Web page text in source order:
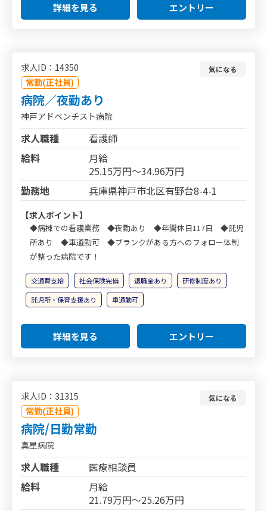
詳細を見る エントリー
求人ID：14350
常勤(正社員)
気になる
病院／夜勤あり
神戸アドベンチスト病院
求人職種
看護師
給料
月給
25.15万円～34.96万円
勤務地
兵庫県神戸市北区有野台8-4-1
【求人ポイント】
◆病棟での看護業務 ◆夜勤あり ◆年間休日117日 ◆託児
所あり ◆車通勤可 ◆ブランクがある方へのフォロー体制
が整った病院です！
交通費支給 社会保険完備 退職金あり
研修制度あり
託児所・保育支援あり
車通勤可
詳細を見る エントリー
求人ID：31315
常勤(正社員)
気になる
病院/日勤常勤
真星病院
求人職種
医療相談員
給料
月給
21.79万円～25.26万円